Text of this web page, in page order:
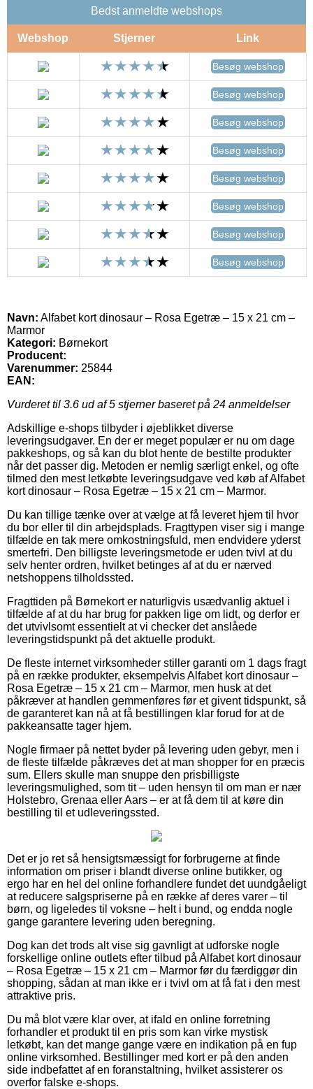
Bedst anmeldte webshops
Webshop Stjerner Link
Besøg webshop
Besøg webshop
Besøg webshop
Besøg webshop
Besøg webshop
Besøg webshop
Besøg webshop
Besøg webshop
Navn: Alfabet kort dinosaur – Rosa Egetræ – 15 x 21 cm –
Marmor
Kategori: Børnekort
Producent:
Varenummer: 25844
EAN:
Vurderet til 3.6 ud af 5 stjerner baseret på 24 anmeldelser
Adskillige e-shops tilbyder i øjeblikket diverse
leveringsudgaver. En der er meget populær er nu om dage
pakkeshops, og så kan du blot hente de bestilte produkter
når det passer dig. Metoden er nemlig særligt enkel, og ofte
tilmed den mest letkøbte leveringsudgave ved køb af Alfabet
kort dinosaur – Rosa Egetræ – 15 x 21 cm – Marmor.
Du kan tillige tænke over at vælge at få leveret hjem til hvor
du bor eller til din arbejdsplads. Fragttypen viser sig i mange
tilfælde en tak mere omkostningsfuld, men endvidere yderst
smertefri. Den billigste leveringsmetode er uden tvivl at du
selv henter ordren, hvilket betinges af at du er nærved
netshoppens tilholdssted.
Fragttiden på Børnekort er naturligvis usædvanlig aktuel i
tilfælde af at du har brug for pakken lige om lidt, og derfor er
det utvivlsomt essentielt at vi checker det anslåede
leveringstidspunkt på det aktuelle produkt.
De fleste internet virksomheder stiller garanti om 1 dags fragt
på en række produkter, eksempelvis Alfabet kort dinosaur –
Rosa Egetræ – 15 x 21 cm – Marmor, men husk at det
påkræver at handlen gemmenføres før et givent tidspunkt, så
de garanteret kan nå at få bestillingen klar forud for at de
pakkeansatte tager hjem.
Nogle firmaer på nettet byder på levering uden gebyr, men i
de fleste tilfælde påkræves det at man shopper for en præcis
sum. Ellers skulle man snuppe den prisbilligste
leveringsmulighed, som tit – uden hensyn til om man er nær
Holstebro, Grenaa eller Aars – er at få dem til at køre din
bestilling til et udleveringssted.
Det er jo ret så hensigtsmæssigt for forbrugerne at finde
information om priser i blandt diverse online butikker, og
ergo har en hel del online forhandlere fundet det uundgåeligt
at reducere salgspriserne på en række af deres varer – til
børn, og ligeledes til voksne – helt i bund, og endda nogle
gange garantere levering uden beregning.
Dog kan det trods alt vise sig gavnligt at udforske nogle
forskellige online outlets efter tilbud på Alfabet kort dinosaur
– Rosa Egetræ – 15 x 21 cm – Marmor før du færdiggør din
shopping, sådan at man ikke er i tvivl om at få fat i den mest
attraktive pris.
Du må blot være klar over, at ifald en online forretning
forhandler et produkt til en pris som kan virke mystisk
letkøbt, kan det mange gange være en indikation på en fup
online virksomhed. Bestillinger med kort er på den anden
side indbefattet af en foranstaltning, hvilket assisterer os
overfor falske e-shops.